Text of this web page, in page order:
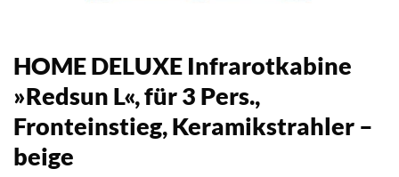
HOME DELUXE Infrarotkabine
»Redsun L«, für 3 Pers.,
Fronteinstieg, Keramikstrahler –
beige